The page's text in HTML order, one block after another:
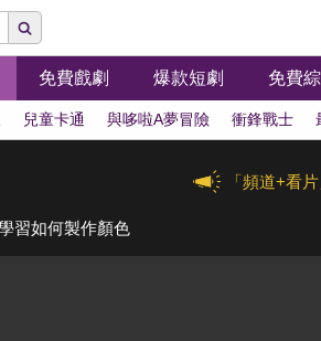
免費戲劇 爆款短劇 免費
兒童卡通 與哆啦A夢冒險 衝鋒戰士
「頻道+看
習如何製作顏色